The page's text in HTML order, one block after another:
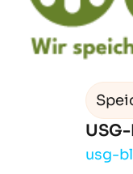
usg-